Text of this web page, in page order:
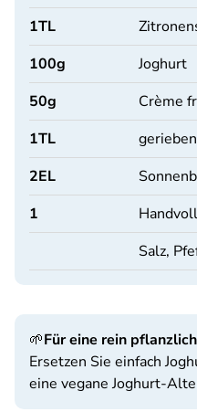
1TL
100g
Joghurt
50g
Crème
1TL
2EL
1
Salz,
🌱Für eine rein
Ersetzen Sie einfach
eine vegane Joghurt-